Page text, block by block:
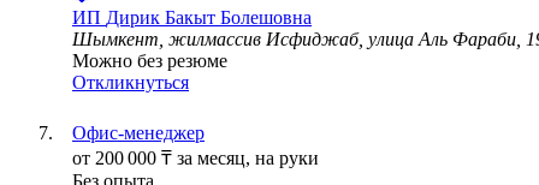
ИП Дирик Бакыт Болешовна
Шымкент, жилмассив Исфиджаб, улица Аль Фараби,
Можно без резюме
Откликнуться
Офис-менеджер
от 200 000 ₸ за месяц, на руки